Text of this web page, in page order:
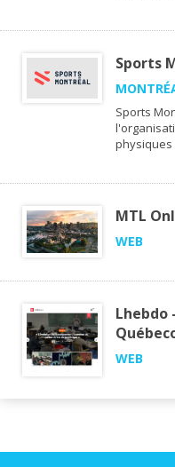
Sports
Sports
physiques
MTL
WEB
WEB